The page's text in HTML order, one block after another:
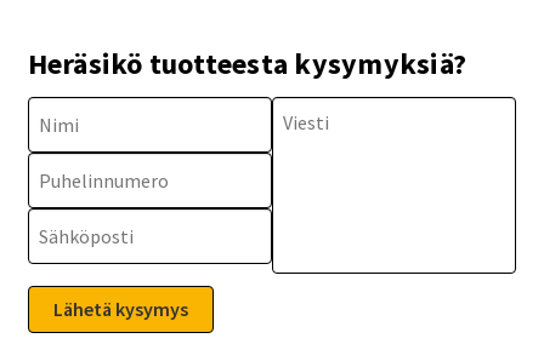
Heräsikö tuotteesta kysymyksiä?